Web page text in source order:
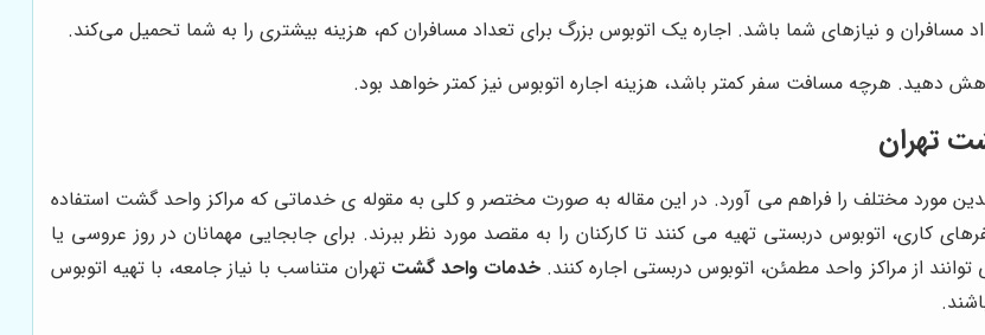
مسافران و نیازهای شما باشد. اجاره یک اتوبوس بزرگ برای تعداد مسافران کم، هزینه بیشتری را به شما تحمیل می‌کند.
دهید. هرچه مسافت سفر کمتر باشد، هزینه اجاره اتوبوس نیز کمتر خواهد بود.
تهران
مورد مختلف را فراهم می آورد. در این مقاله به صورت مختصر و کلی به مقوله ی خدماتی که مراکز واحد گشت استفاده
کاری، اتوبوس دربستی تهیه می کنند تا کارکنان را به مقصد مورد نظر ببرند. برای جابجایی مهمانان در روز عروسی یا
از مراکز واحد مطمئن، اتوبوس دربستی اجاره کنند.خدمات واحد گشت تهران متناسب با نیاز جامعه، با تهیه اتوبوس